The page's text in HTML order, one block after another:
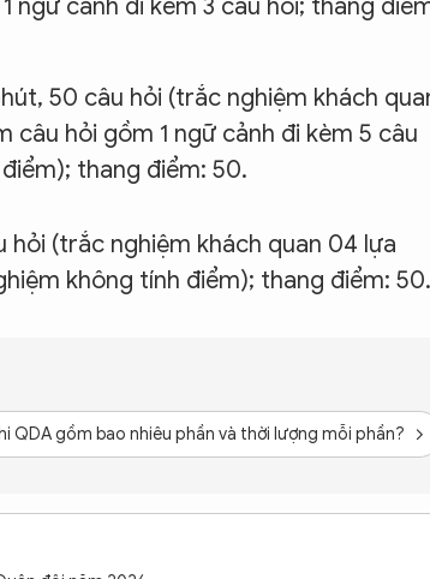
ngữ cảnh đi kèm 3 câu hỏi; thang
50 câu hỏi (trắc nghiệm khách
hỏi gồm 1 ngữ cảnh đi kèm 5 câu
thang điểm: 50.
hỏi (trắc nghiệm khách quan 04 lựa
không tính điểm); thang điểm: 50.
QDA gồm bao nhiêu phần và thời lượng mỗi phần?